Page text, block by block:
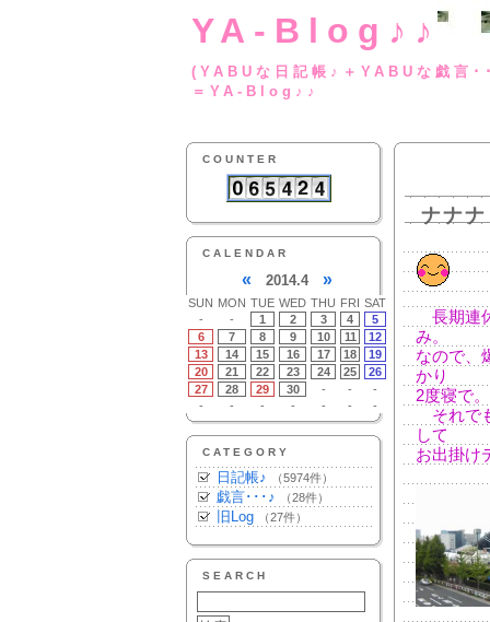
YA-Blog♪♪
(YABUな日記帳♪
＝YA-Blog♪♪
COUNTER
CALENDAR
« 2014.4 »
SUN MON TUE WED THU FRI SAT
-
- 1 2 3 4
5
6
7 8 9 10 11
12
13
14 15 16 17 18
19
20
21 22 23 24 25
26
27
28 29 30 - -
-
-
- - - - - -
CATEGORY
日記帳♪ （5974件）
戯言･･･♪ （28件）
旧Log （27件）
SEARCH
ナナナ
長期連
み。
なので、
かり
2度寝で
それで
して
お出掛け